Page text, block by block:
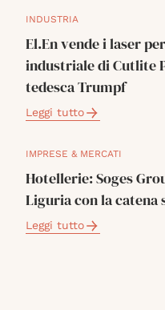
INDUSTRIA
El.En vende i laser
industriale di Cutlite
tedesca Trumpf
Leggi tutto
IMPRESE & MERCATI
Hotellerie: Soges
Liguria con la catena
Leggi tutto